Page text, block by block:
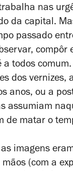
nas
da capital.
passado
compôr
a todos
dos vernizes,
anos, ou a
assumiam
de matar o
imagens
(com a